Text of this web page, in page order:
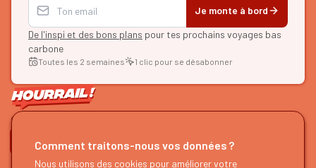
Je monte à bord
De l'inspi et des bons plans pour tes prochains voyages bas
carbone
Toutes les 2 semaines 1 clic pour se désabonner
ON SE SUIT ?
HOURRAIL ! EXPLORER
Comment traitons-nous vos données ?
Nous utilisons des cookies pour améliorer votre